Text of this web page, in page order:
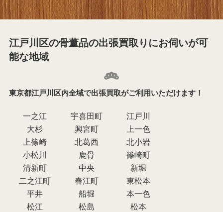
江戸川区の骨董品の出張買取りにお伺いが可
能な地域
東京都江戸川区内全域で出張買取がご利用いただけます！
一之江 宇喜田町
江戸川
大杉
興宮町
上一色
上篠崎
北葛西
北小岩
小松川
鹿骨
篠崎町
清新町
中央
新堀
二之江町
春江町
東松本
平井
船堀
本一色
松江
松島
松本